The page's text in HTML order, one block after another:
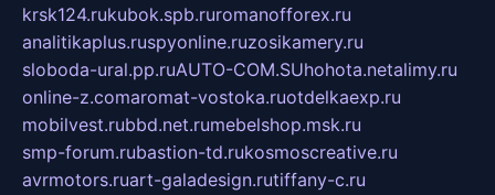
krsk124.rukubok.spb.ruromanofforex.ru
analitikaplus.ruspyonline.ruzosikamery.ru
sloboda-ural.pp.ruAUTO-COM.SUhohota.netalimy.ru
online-z.comaromat-vostoka.ruotdelkaexp.ru
mobilvest.rubbd.net.rumebelshop.msk.ru
smp-forum.rubastion-td.rukosmoscreative.ru
avrmotors.ruart-galadesign.rutiffany-c.ru